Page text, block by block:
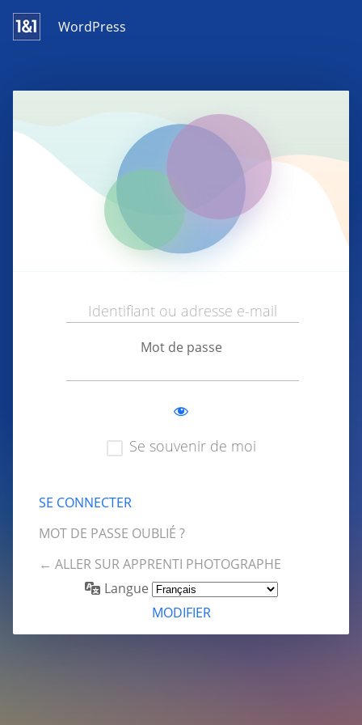
WordPress
Mot de passe
Se souvenir de moi
MOT DE PASSE OUBLIÉ ?
← ALLER SUR APPRENTI PHOTOGRAPHE
Langue